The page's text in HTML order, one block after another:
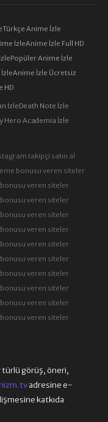
türlü görüş, öneri,
adresine e-
katkıda
Türkçe Anime İzle
İzleAnime İzle Full HD
Popüler Anime İzle
Anime İzle Ücretsiz
HD
İzleDeath Note İzle
Hero Academia İzle
takipçi satın al
bonusu veren siteler
veren siteler
veren siteler
veren siteler
veren siteler
veren siteler
veren siteler
veren siteler
veren siteler
veren siteler
veren siteler